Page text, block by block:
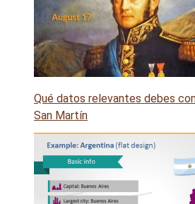
Qué datos relevantes debes
San Martín